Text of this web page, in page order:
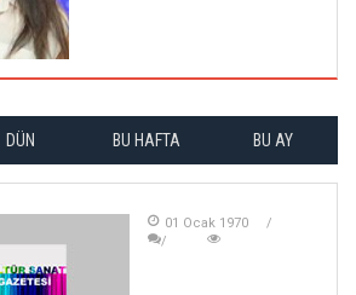
DÜN BU HAFTA BU AY
01 Ocak 1970